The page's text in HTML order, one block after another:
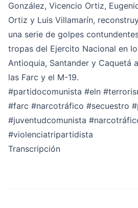
González, Vicencio Ortiz,
Ortiz y Luis Villamarín,
una serie de golpes
tropas del Ejercito Nacional en
Antioquia, Santander y Caquetá
las Farc y el M-19.
#partidocomunista #eln
#farc #narcotráfico #secuestro
#juventudcomunista
#violenciatripartidista
Transcripción